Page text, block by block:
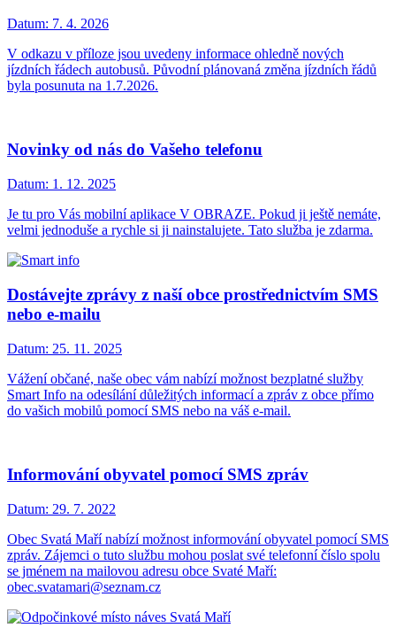
Datum: 7. 4. 2026
V odkazu v příloze jsou uvedeny informace ohledně nových
jízdních řádech autobusů. Původní plánovaná změna jízdních řádů
byla posunuta na 1.7.2026.
Novinky od nás do Vašeho telefonu
Datum: 1. 12. 2025
Je tu pro Vás mobilní aplikace V OBRAZE. Pokud ji ještě nemáte,
velmi jednoduše a rychle si ji nainstalujete. Tato služba je zdarma.
Dostávejte zprávy z naší obce prostřednictvím SMS
nebo e-mailu
Datum: 25. 11. 2025
Vážení občané, naše obec vám nabízí možnost bezplatné služby
Smart Info na odesílání důležitých informací a zpráv z obce přímo
do vašich mobilů pomocí SMS nebo na váš e-mail.
Informování obyvatel pomocí SMS zpráv
Datum: 29. 7. 2022
Obec Svatá Maří nabízí možnost informování obyvatel pomocí SMS
zpráv. Zájemci o tuto službu mohou poslat své telefonní číslo spolu
se jménem na mailovou adresu obce Svaté Maří:
obec.svatamari@seznam.cz